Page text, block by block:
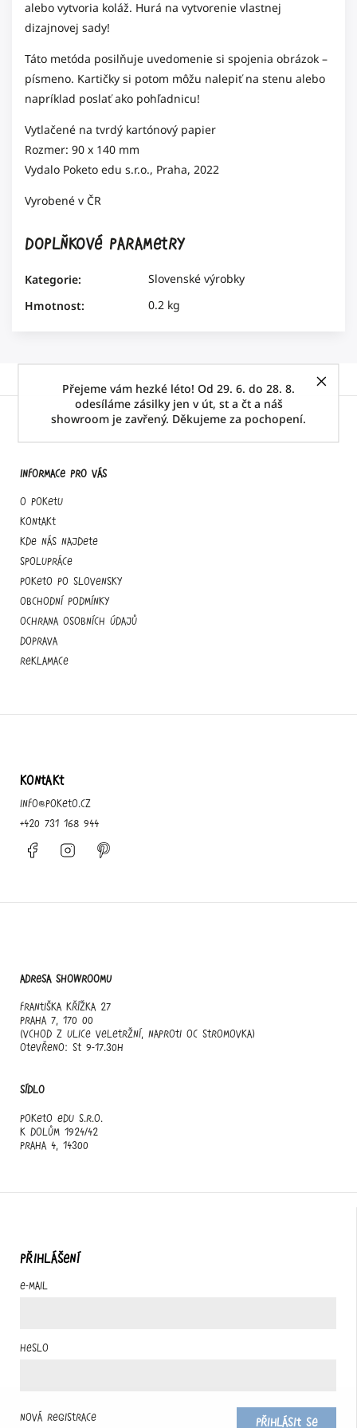
Přejeme vám hezké léto! Od 29. 6. do 28. 8.
odesíláme zásilky jen v út, st a čt a náš
showroom je zavřený. Děkujeme za pochopení.
alebo vytvoria koláž. Hurá na vytvorenie vlastnej
dizajnovej sady!
Táto metóda posilňuje uvedomenie si spojenia obrázok –
písmeno. Kartičky si potom môžu nalepiť na stenu alebo
napríklad poslať ako pohľadnicu!
Vytlačené na tvrdý kartónový papier
Rozmer: 90 x 140 mm
Vydalo Poketo edu s.r.o., Praha, 2022
Vyrobené v ČR
Doplňkové parametry
Kategorie:
Slovenské výrobky
Hmotnost: 0.2 kg
Informace pro vás
O Poketu
Kontakt
Kde nás najdete
Spolupráce
Poketo po slovensky
Obchodní podmínky
Ochrana osobních údajů
Doprava
Reklamace
KONTAKT
info@poketo.cz
+420 731 168 944
Facebook Instagram
Adresa showroomu
Františka Křížka 27
Praha 7, 170 00
(vchod z ulice Veletržní, naproti OC Stromovka)
otevřeno: st 9-17.30h
Sídlo
Poketo edu s.r.o.
K Dolům 1924/42
Praha 4, 14300
PŘIHLÁŠENÍ
E-mail
Heslo
Přihlásit se
Nová registrace